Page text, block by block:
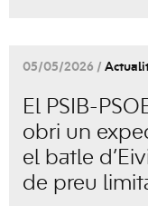
05/05/2026 /
El PSIB-
obri un
el batle
de preu